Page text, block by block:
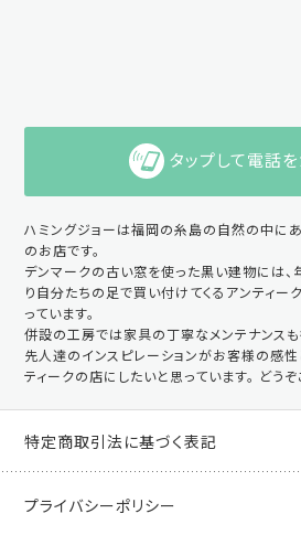
タップして電話
ハミングジョーは福岡の糸島の自然の中に
のお店です。
デンマークの古い窓を使った黒い建物には、
り自分たちの足で買い付けてくるアンティー
っています。
併設の工房では家具の丁寧なメンテナンスも
先人達のインスピレーションがお客様の感
ティークの店にしたいと思っています。 どうぞ
特定商取引法に基づく表記
プライバシーポリシー